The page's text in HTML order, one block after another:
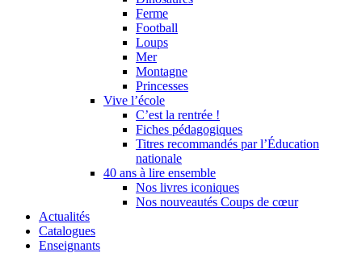
Ferme
Football
Loups
Mer
Montagne
Princesses
Vive l’école
C’est la rentrée !
Fiches pédagogiques
Titres recommandés par l’Éducation
nationale
40 ans à lire ensemble
Nos livres iconiques
Nos nouveautés Coups de cœur
Actualités
Catalogues
Enseignants